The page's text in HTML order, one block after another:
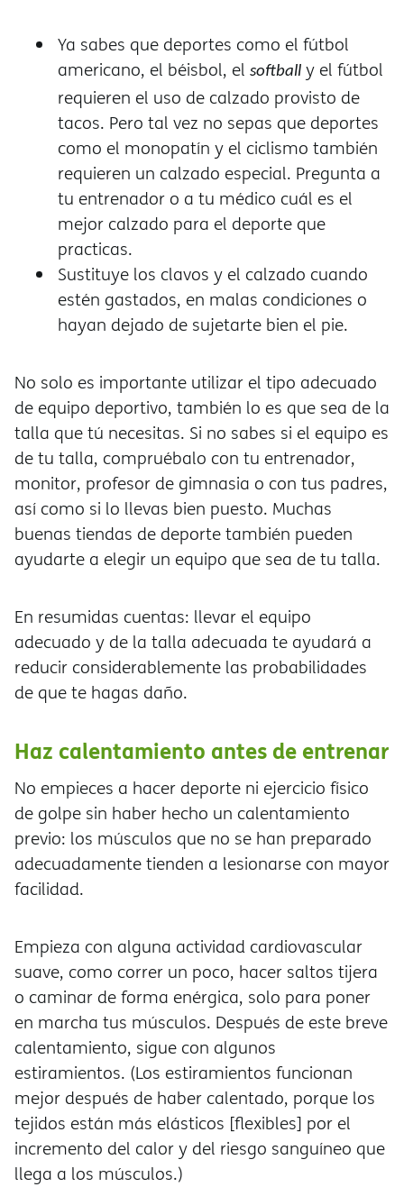
Ya sabes que deportes como el fútbol
americano, el béisbol, el softball y el fútbol
requieren el uso de calzado provisto de
tacos. Pero tal vez no sepas que deportes
como el monopatín y el ciclismo también
requieren un calzado especial. Pregunta a
tu entrenador o a tu médico cuál es el
mejor calzado para el deporte que
practicas.
Sustituye los clavos y el calzado cuando
estén gastados, en malas condiciones o
hayan dejado de sujetarte bien el pie.
No solo es importante utilizar el tipo adecuado
de equipo deportivo, también lo es que sea de la
talla que tú necesitas. Si no sabes si el equipo es
de tu talla, compruébalo con tu entrenador,
monitor, profesor de gimnasia o con tus padres,
así como si lo llevas bien puesto. Muchas
buenas tiendas de deporte también pueden
ayudarte a elegir un equipo que sea de tu talla.
En resumidas cuentas: llevar el equipo
adecuado y de la talla adecuada te ayudará a
reducir considerablemente las probabilidades
de que te hagas daño.
Haz calentamiento antes de entrenar
No empieces a hacer deporte ni ejercicio físico
de golpe sin haber hecho un calentamiento
previo: los músculos que no se han preparado
adecuadamente tienden a lesionarse con mayor
facilidad.
Empieza con alguna actividad cardiovascular
suave, como correr un poco, hacer saltos tijera
o caminar de forma enérgica, solo para poner
en marcha tus músculos. Después de este breve
calentamiento, sigue con algunos
estiramientos. (Los estiramientos funcionan
mejor después de haber calentado, porque los
tejidos están más elásticos [flexibles] por el
incremento del calor y del riesgo sanguíneo que
llega a los músculos.)